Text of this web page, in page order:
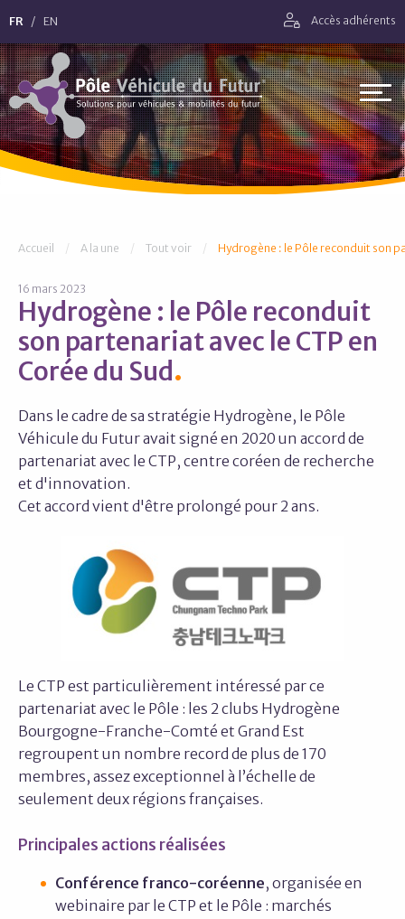
Aller directement au contenu
FR EN Accès adhérents
Pôle Véhicule du Futur
Vous êtes ici :
Accueil A la une Tout voir Hydrogène : le Pôle reconduit son
16 mars 2023
Hydrogène : le Pôle reconduit
son partenariat avec le CTP en
Corée du Sud
Dans le cadre de sa stratégie Hydrogène, le Pôle
Véhicule du Futur avait signé en 2020 un accord de
partenariat avec le CTP, centre coréen de recherche
et d'innovation.
Cet accord vient d'être prolongé pour 2 ans.
Le CTP est particulièrement intéressé par ce
partenariat avec le Pôle : les 2 clubs Hydrogène
Bourgogne-Franche-Comté et Grand Est
regroupent un nombre record de plus de 170
membres, assez exceptionnel à l’échelle de
seulement deux régions françaises.
Principales actions réalisées
Conférence franco-coréenne, organisée en
webinaire par le CTP et le Pôle : marchés